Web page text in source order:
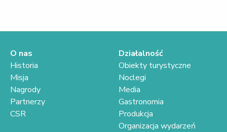
O nas
Historia
Misja
Nagrody
Partnerzy
CSR
Działalność
Obiekty turystyczne
Noclegi
Media
Gastronomia
Produkcja
Organizacja wydarzeń